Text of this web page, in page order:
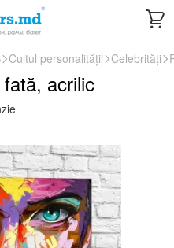
Cultul personalității Celebrități
acrilic